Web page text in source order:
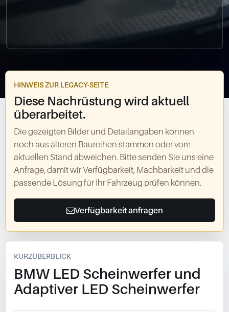
HINWEIS ZUR LEGACY-SEITE
Diese Nachrüstung wird aktuell
überarbeitet.
Die gezeigten Bilder und Detailangaben können
noch aus älteren Baureihen stammen oder vom
aktuellen Stand abweichen. Bitte senden Sie uns eine
Anfrage, damit wir Verfügbarkeit, Machbarkeit und die
passende Lösung für Ihr Fahrzeug prüfen können.
Verfügbarkeit anfragen
KURZÜBERBLICK
BMW LED Scheinwerfer und
Adaptiver LED Scheinwerfer